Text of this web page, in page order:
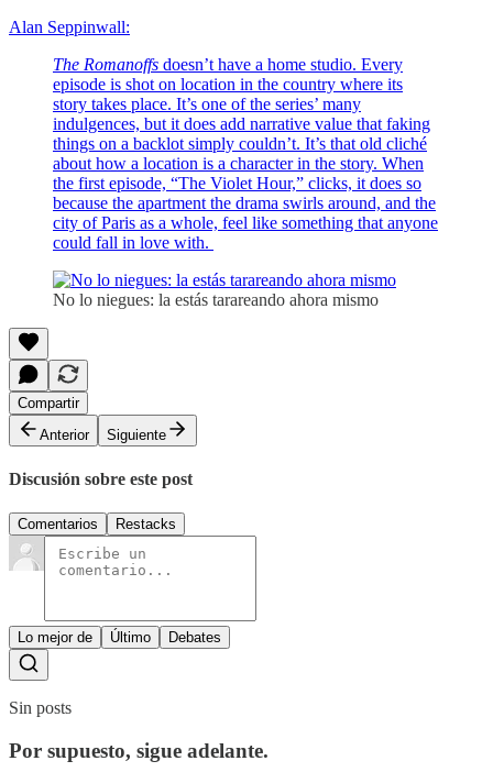
Alan Seppinwall:
The Romanoffs doesn’t have a home studio. Every
episode is shot on location in the country where its
story takes place. It’s one of the series’ many
indulgences, but it does add narrative value that faking
things on a backlot simply couldn’t. It’s that old cliché
about how a location is a character in the story. When
the first episode, “The Violet Hour,” clicks, it does so
because the apartment the drama swirls around, and the
city of Paris as a whole, feel like something that anyone
could fall in love with.
No lo niegues: la estás tarareando ahora mismo
Compartir
Anterior
Siguiente
Discusión sobre este post
Comentarios Restacks
Lo mejor de Último Debates
Sin posts
Por supuesto, sigue adelante.